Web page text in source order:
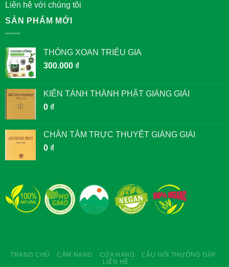
Liên hệ với chúng tôi
SẢN PHẨM MỚI
THÔNG XOAN TRIỆU GIA
300.000 ₫
KIẾN TÁNH THÀNH PHẬT GIẢNG GIẢI
0 ₫
CHÂN TÂM TRỰC THUYẾT GIẢNG GIẢI
0 ₫
TRANG CHỦ CẨM NANG CỬA HÀNG
CÂU HỎI THƯỜNG GẶP
LIÊN HỆ